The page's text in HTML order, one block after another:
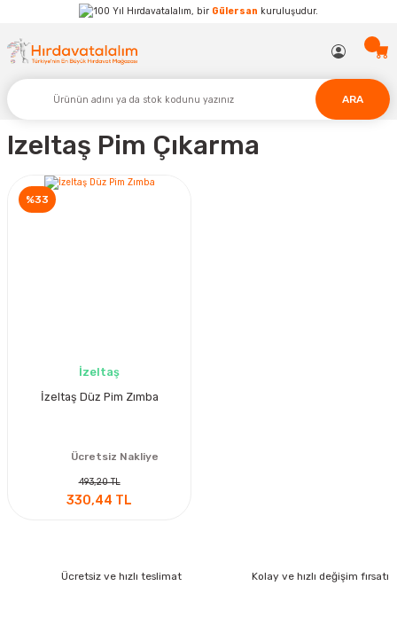
Hırdavatalalım, bir Gülersan kuruluşudur.
ARA
Izeltaş Pim Çıkarma
%33
İzeltaş
İzeltaş Düz Pim Zımba
Ücretsiz Nakliye
493,20 TL
330,44 TL
Ücretsiz ve hızlı teslimat Kolay ve hızlı değişim fırsatı